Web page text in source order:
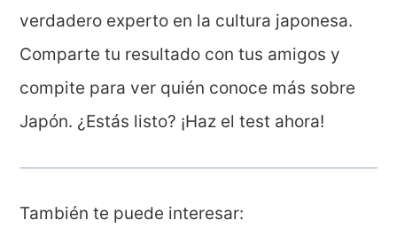
verdadero experto en la cultura japonesa.
Comparte tu resultado con tus amigos y
compite para ver quién conoce más sobre
Japón. ¿Estás listo? ¡Haz el test ahora!
También te puede interesar: